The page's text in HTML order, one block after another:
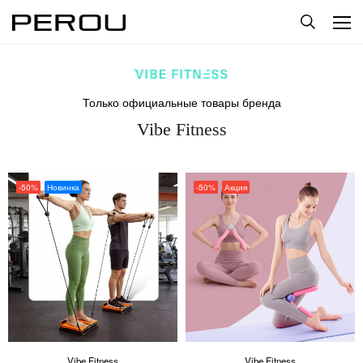
Только официальные товары бренда
Vibe Fitness
-50% Новинка -50% Акция